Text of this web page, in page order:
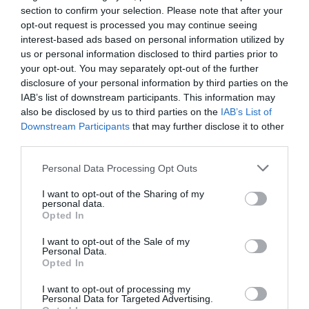
section to confirm your selection. Please note that after your
opt-out request is processed you may continue seeing
interest-based ads based on personal information utilized by
us or personal information disclosed to third parties prior to
your opt-out. You may separately opt-out of the further
disclosure of your personal information by third parties on the
IAB’s list of downstream participants. This information may
also be disclosed by us to third parties on the IAB’s List of
Downstream Participants that may further disclose it to other
Personal Data Processing Opt Outs
I want to opt-out of the Sharing of my
personal data.
Opted In
I want to opt-out of the Sale of my
Personal Data.
Opted In
I want to opt-out of processing my
Personal Data for Targeted Advertising.
getting.https://t.co/Vk4lweIfvl
— Yanis Varoufakis (@yanisvaroufakis)February 3, 2025
Proces gradnje alternativnih virov
legitimnosti v cilju za spodbujanja suverene
neenakosti se je začel leta1999 z nezakonito
invazijo Nata na Jugoslavijo, brez mandata
OZN,poudarja norveški profesor. Očitno
kršitev mednarodnega prava so opravičevali z
»liberalnimi vrednotami«.
To se je ponovilo leta
legitimno« (kot so trdili njeni ustvarjalci)
invazijo na
kot »mednarodni red, ki temelji na pravilih«.